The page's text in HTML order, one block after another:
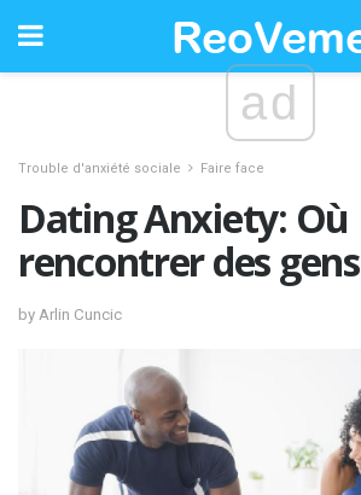
ad
Trouble d'anxiété sociale Faire face
Dating Anxiety: Où
rencontrer des gens
by Arlin Cuncic